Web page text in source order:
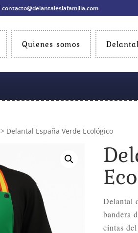
contacto@delantaleslafamilia.com
Quienes somos
> Delantal España Verde Ecológico
Delantal
bandera
cintas